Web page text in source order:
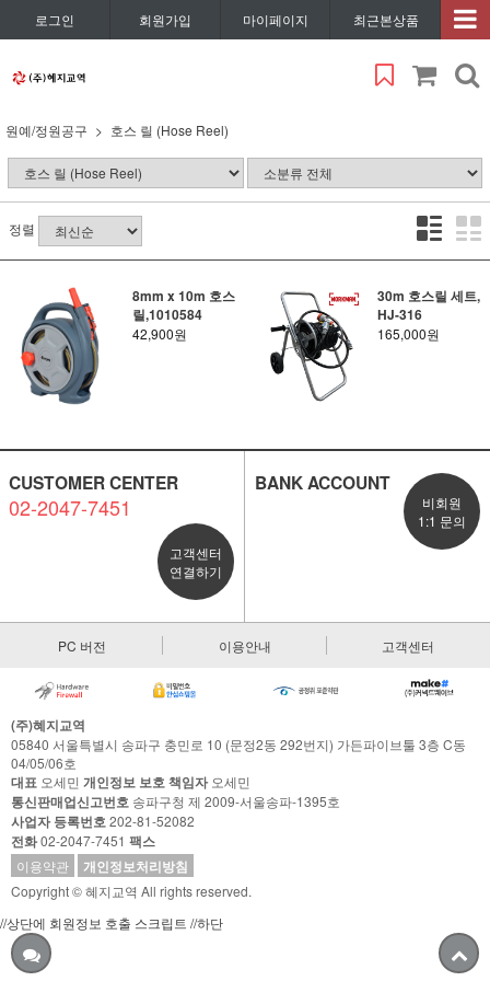
로그인 회원가입 마이페이지 최근본상품
원예/정원공구 호스 릴 (Hose Reel)
정렬
8mm x 10m 호스
릴,1010584
42,900원
30m 호스릴 세트,
HJ-316
165,000원
CUSTOMER CENTER
02-2047-7451
고객센터
연결하기
BANK ACCOUNT
비회원
1:1 문의
PC 버전 이용안내 고객센터
(주)혜지교역
05840 서울특별시 송파구 충민로 10 (문정2동 292번지) 가든파이브툴 3층 C동
04/05/06호
대표 오세민 개인정보 보호 책임자오세민
통신판매업신고번호 송파구청 제 2009-서울송파-1395호
사업자 등록번호202-81-52082
전화02-2047-7451 팩스
이용약관 개인정보처리방침
Copyright © 혜지교역 All rights reserved.
//상단에 회원정보 호출 스크립트 //하단